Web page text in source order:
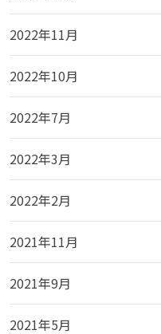
2022年11月
2022年10月
2022年7月
2022年3月
2022年2月
2021年11月
2021年9月
2021年5月